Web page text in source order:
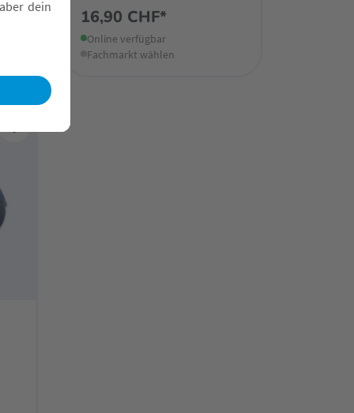
16,90 CHF*
Online verfügbar
Fachmarkt wählen